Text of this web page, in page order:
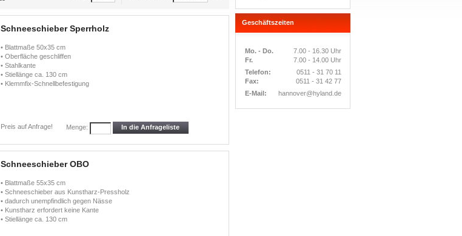
Schneeschieber Sperrholz
• Blattmaße 50x35 cm
• Oberfläche geschliffen
• Stahlkante
• Stiellänge ca. 130 cm
• Klemmfix-Schnellbefestigung
Preis auf Anfrage! Menge: In die Anfrageliste
Schneeschieber OBO
• Blattmaße 55x35 cm
• Schneeschieber aus Kunstharz-Pressholz
• dadurch unempfindlich gegen Nässe
• Kunstharz erfordert keine Kante
• Stiellänge ca. 130 cm
Geschäftszeiten
Mo. - Do.
7.00 - 16.30 Uhr
Fr.
7.00 - 14.00 Uhr
Telefon:
0511 - 31 70 11
Fax:
0511 - 31 42 77
E-Mail:
hannover@hyland.de